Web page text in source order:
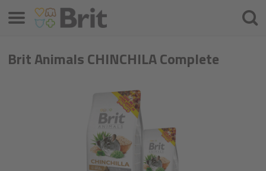
Brit Animals CHINCHILA Complete
Menü